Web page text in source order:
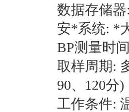
数据存储
安*系统: *
BP测量时
取样周期:
90、120分)
工作条件: